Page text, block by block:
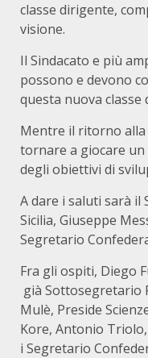
classe dirigente,
visione.
Il Sindacato e più
possono e devono
questa nuova classe
Mentre il ritorno
tornare a giocare
degli obiettivi di
A dare i saluti sarà il
Sicilia, Giuseppe
Segretario
Fra gli ospiti, Diego
già Sottosegretario
Mulè, Preside
Kore, Antonio
i Segretario